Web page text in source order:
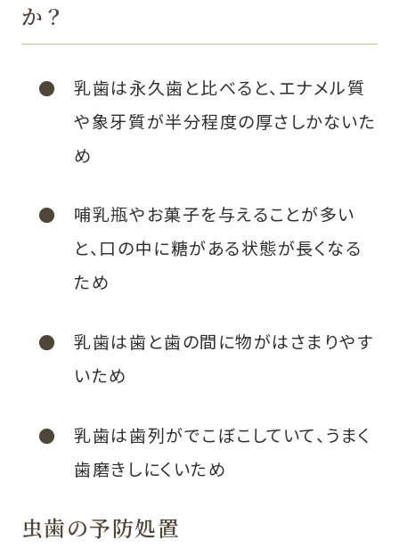
か？
乳歯は永久歯と比べると、エナメル質
や象牙質が半分程度の厚さしかないた
め
哺乳瓶やお菓子を与えることが多い
と、口の中に糖がある状態が長くなる
ため
乳歯は歯と歯の間に物がはさまりやす
いため
乳歯は歯列がでこぼこしていて、うまく
歯磨きしにくいため
虫歯の予防処置